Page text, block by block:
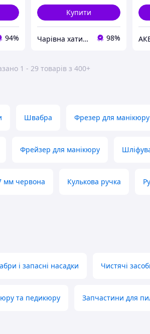
94%
Купити
Чарівна хатинка 98%
1 - 29 товарів з 400+
Швабра Фрезер для манікюру
Фрейзер для манікюру
мм червона Кулькова ручка
і запасні насадки Чистячі
та педикюру Запчастини для